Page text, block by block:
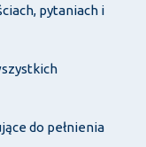
pytaniach i
do pełnienia